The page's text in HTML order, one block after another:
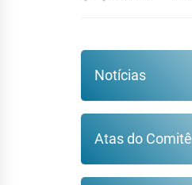
Notícias
Atas do Comitê